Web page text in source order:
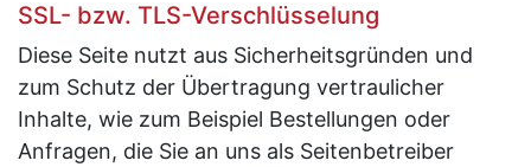
SSL- bzw. TLS-Verschlüsselung
Diese Seite nutzt aus Sicherheitsgründen und
zum Schutz der Übertragung vertraulicher
Inhalte, wie zum Beispiel Bestellungen oder
Anfragen, die Sie an uns als Seitenbetreiber